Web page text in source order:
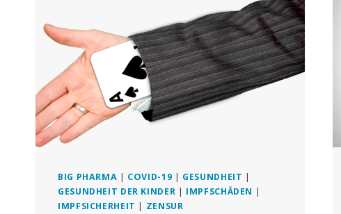
WÜRDE
DAS
UNTERNEHMEN
AUFHÖREN,
IHNEN
GIFTSTOFFE
ZU
BIG PHARMA | COVID-19 | GESUNDHEIT |
GESUNDHEIT DER KINDER | IMPFSCHÄDEN |
IMPFSICHERHEIT | ZENSUR